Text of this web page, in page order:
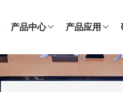
产品中心 产品应用